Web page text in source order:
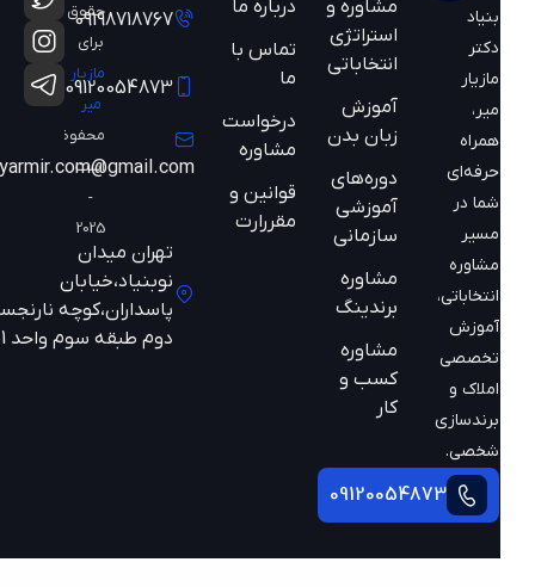
مازیار
همراه
حرفه‌ای
شما در
مسیر
مشاوره
انتخاباتی،
آموزش
تخصصی
املاک و
برندسازی
شخصی.
09120054873
مشاوره و
استراتژی
انتخاباتی
آموزش
زبان بدن
دوره‌های
آموزشی
سازمانی
مشاوره
برندینگ
مشاوره
کسب و
درباره ما
تماس با
ما
درخواست
مشاوره
قوانین و
مقررارت
09198718767
09120054873
mazyarmir.com@gmail.com
تهران میدان
نوبنیاد،خیابان
پاسداران،کوچه نارنجستان
دوم طبقه سوم واحد 301
حقوق
محفوظ
است